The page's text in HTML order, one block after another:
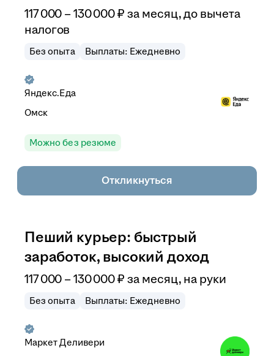
117 000 –130 000₽ за месяц,до вычета
налогов
Без опыта Выплаты: Ежедневно
Яндекс.Еда
Омск
Можно без резюме
Откликнуться
Пеший курьер: быстрый
заработок, высокий доход
117 000 –130 000₽ за месяц, на руки
Без опыта Выплаты: Ежедневно
Маркет Деливери